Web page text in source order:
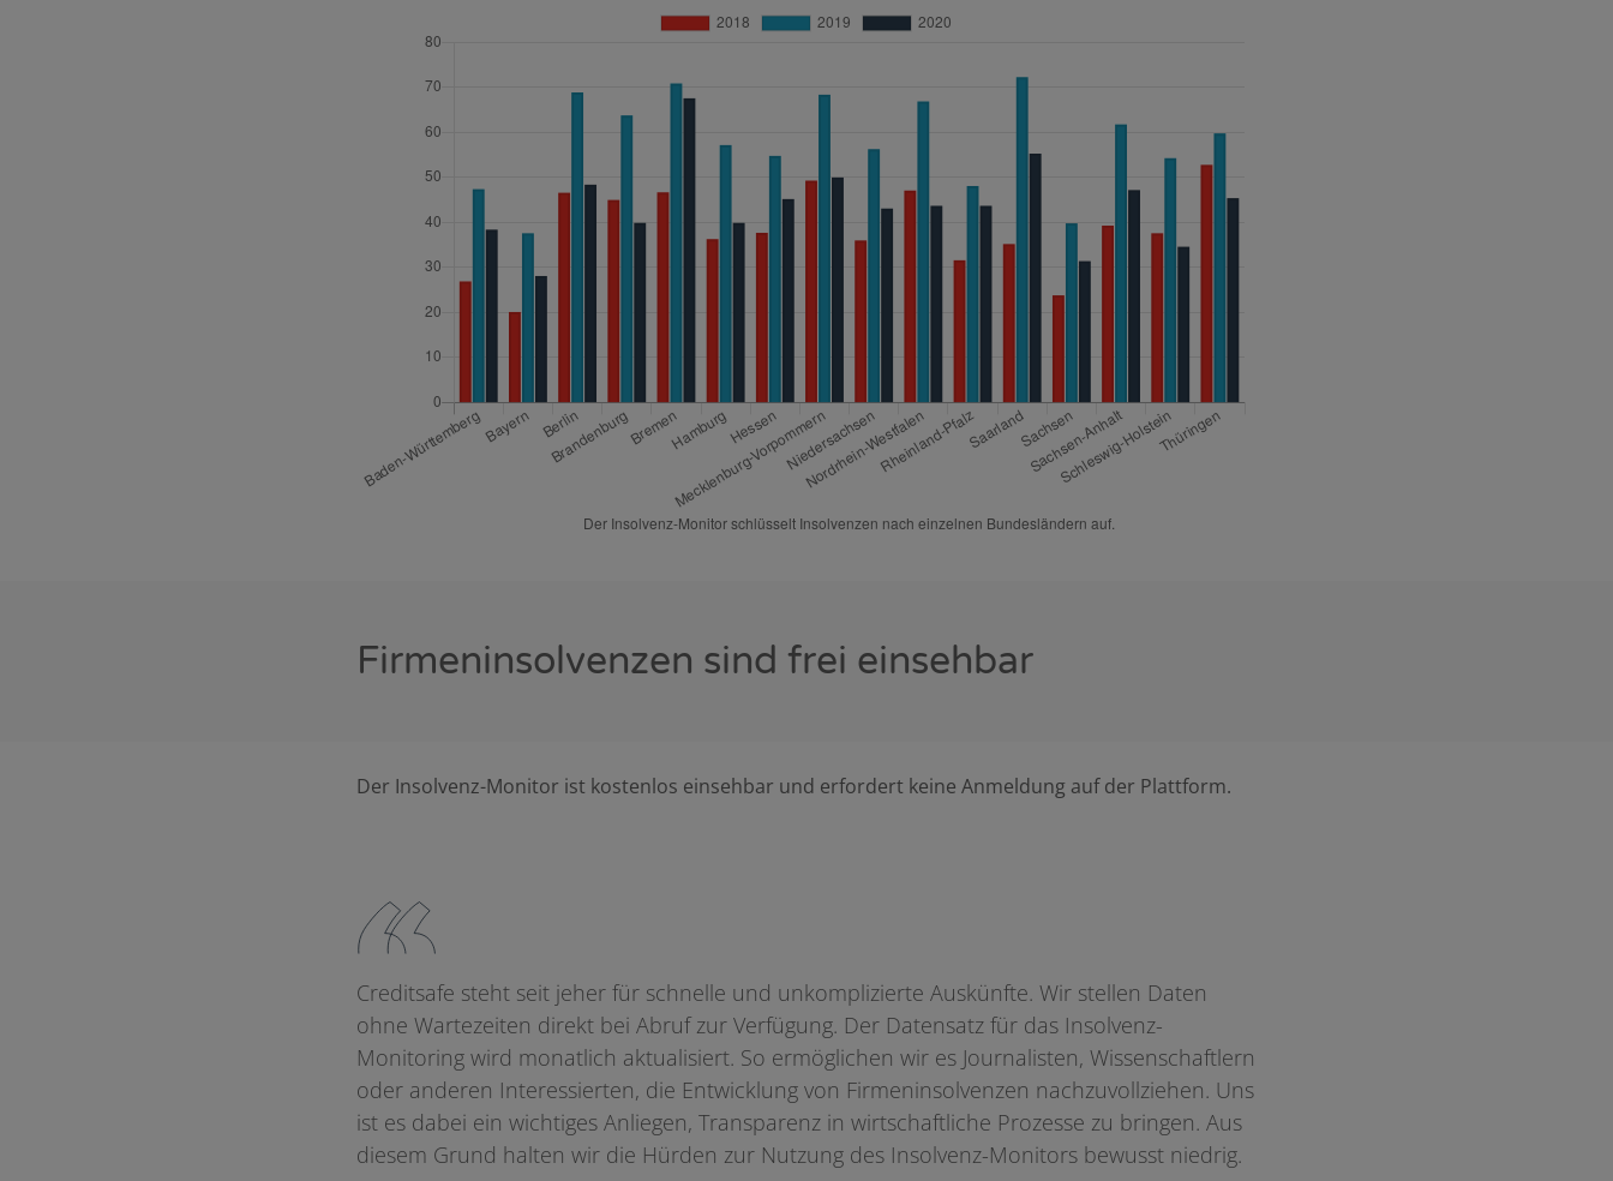
Firmeninsolvenzen sind frei einsehbar
Der Insolvenz-Monitor ist kostenlos einsehbar und erfordert keine Anmeldung auf der Plattform.
Creditsafe steht seit jeher für schnelle und unkomplizierte Auskünfte. Wir stellen Daten
ohne Wartezeiten direkt bei Abruf zur Verfügung. Der Datensatz für das Insolvenz-
Monitoring wird monatlich aktualisiert. So ermöglichen wir es Journalisten, Wissenschaftlern
oder anderen Interessierten, die Entwicklung von Firmeninsolvenzen nachzuvollziehen. Uns
ist es dabei ein wichtiges Anliegen, Transparenz in wirtschaftliche Prozesse zu bringen. Aus
diesem Grund halten wir die Hürden zur Nutzung des Insolvenz-Monitors bewusst niedrig.